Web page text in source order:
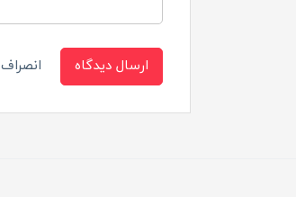
ارسال دیدگاه انصراف